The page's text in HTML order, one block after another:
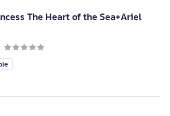
The Heart of the Sea+Ariel